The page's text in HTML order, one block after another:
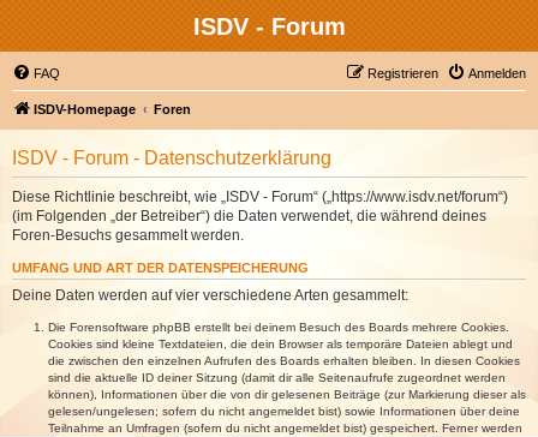
ISDV - Forum
FAQ Anmelden
Registrieren
ISDV-Homepage Foren
ISDV - Forum - Datenschutzerklärung
Diese Richtlinie beschreibt, wie „ISDV - Forum“ („https://www.isdv.net/forum“)
(im Folgenden „der Betreiber“) die Daten verwendet, die während deines
Foren-Besuchs gesammelt werden.
UMFANG UND ART DER DATENSPEICHERUNG
Deine Daten werden auf vier verschiedene Arten gesammelt:
Die Forensoftware phpBB erstellt bei deinem Besuch des Boards mehrere Cookies.
Cookies sind kleine Textdateien, die dein Browser als temporäre Dateien ablegt und
die zwischen den einzelnen Aufrufen des Boards erhalten bleiben. In diesen Cookies
sind die aktuelle ID deiner Sitzung (damit dir alle Seitenaufrufe zugeordnet werden
können), Informationen über die von dir gelesenen Beiträge (zur Markierung dieser als
gelesen/ungelesen; sofern du nicht angemeldet bist) sowie Informationen über deine
Teilnahme an Umfragen (sofern du nicht angemeldet bist) gespeichert. Ferner werden